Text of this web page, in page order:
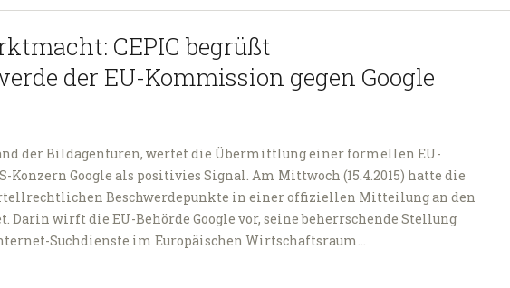
CEPIC begrüßt
der EU-Kommission gegen Google
der Bildagenturen, wertet die Übermittlung einer formellen EU-
Konzern Google als positivies Signal. Am Mittwoch (15.4.2015) hatte die
Beschwerdepunkte in einer offiziellen Mitteilung an den
Darin wirft die EU-Behörde Google vor, seine beherrschende Stellung
Suchdienste im Europäischen Wirtschaftsraum…